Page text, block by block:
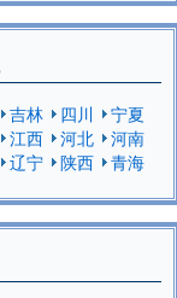
吉林 四川
宁夏
江西 河北
河南
辽宁 陕西
青海